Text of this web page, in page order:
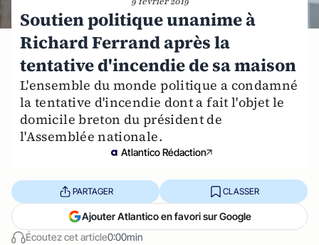
Soutien politique unanime à
Richard Ferrand après la
tentative d'incendie de sa maison
L'ensemble du monde politique a condamné
la tentative d'incendie dont a fait l'objet le
domicile breton du président de
l'Assemblée nationale.
Atlantico Rédaction
Écoutez cet article0:00min
PARTAGER CLASSER
Ajouter Atlantico en favori sur Google